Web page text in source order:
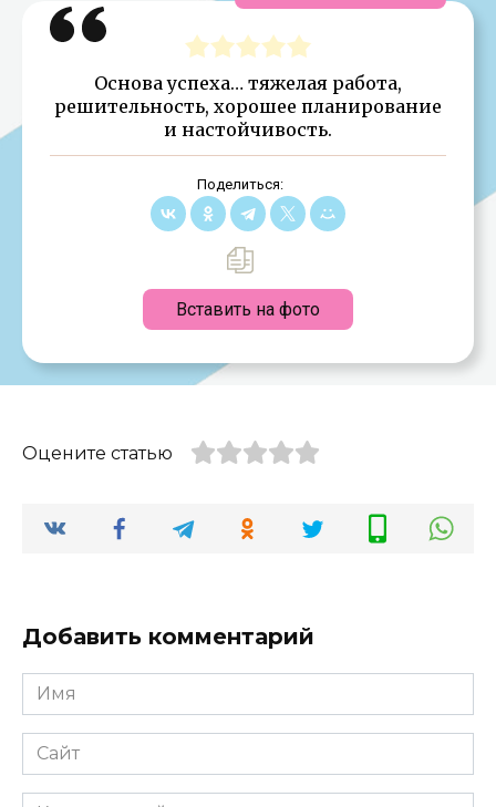
Основа успеха… тяжелая работа,
решительность, хорошее планирование
и настойчивость.
Поделиться:
Вставить на фото
Оцените статью
Добавить комментарий
Имя
*
Сайт